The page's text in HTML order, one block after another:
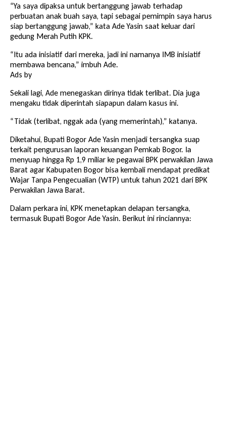
“Ya saya dipaksa untuk bertanggung jawab terhadap
perbuatan anak buah saya, tapi sebagai pemimpin saya harus
siap bertanggung jawab,” kata Ade Yasin saat keluar dari
gedung Merah Putih KPK.
“Itu ada inisiatif dari mereka, jadi ini namanya IMB inisiatif
membawa bencana,” imbuh Ade.
Ads by
Sekali lagi, Ade menegaskan dirinya tidak terlibat. Dia juga
mengaku tidak diperintah siapapun dalam kasus ini.
“Tidak (terlibat, nggak ada (yang memerintah),” katanya.
Diketahui, Bupati Bogor Ade Yasin menjadi tersangka suap
terkait pengurusan laporan keuangan Pemkab Bogor. Ia
menyuap hingga Rp 1,9 miliar ke pegawai BPK perwakilan Jawa
Barat agar Kabupaten Bogor bisa kembali mendapat predikat
Wajar Tanpa Pengecualian (WTP) untuk tahun 2021 dari BPK
Perwakilan Jawa Barat.
Dalam perkara ini, KPK menetapkan delapan tersangka,
termasuk Bupati Bogor Ade Yasin. Berikut ini rinciannya: